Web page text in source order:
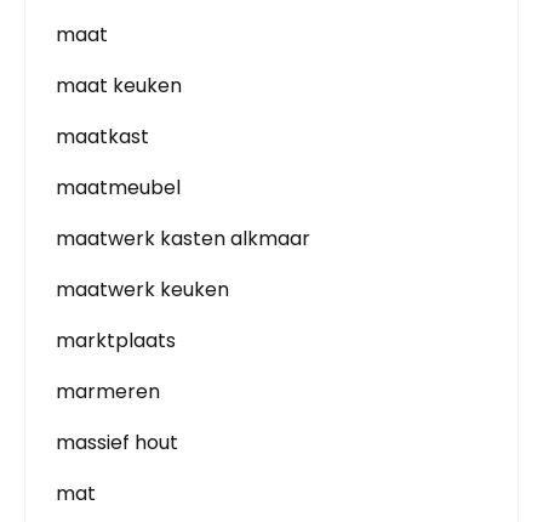
maat
maat keuken
maatkast
maatmeubel
maatwerk kasten alkmaar
maatwerk keuken
marktplaats
marmeren
massief hout
mat